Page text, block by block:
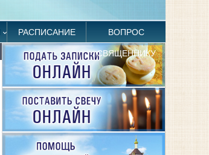
РАСПИСАНИЕ ВОПРОС
СВЯЩЕННИКУ